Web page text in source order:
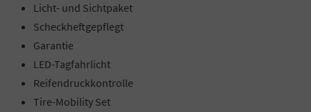
Licht- und Sichtpaket
Scheckheftgepflegt
Garantie
LED-Tagfahrlicht
Reifendruckkontrolle
Tire-Mobility Set